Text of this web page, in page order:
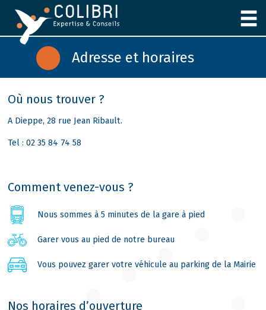
Adresse et horaires
Où nous trouver ?
A Dieppe, 28 rue Jean Ribault.
Tel : 02 35 84 74 58
Comment venez-vous ?
Nous sommes à 5 minutes de la gare à pied
Garer vous au pied de notre bureau
Vous pouvez garer votre véhicule au parking de la Mairie
Nos horaires d’ouverture
Panneau de gestion des cookies